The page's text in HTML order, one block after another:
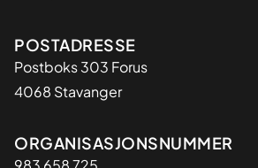
Adresse
POSTADRESSE
Postboks 303 Forus
4068 Stavanger
Organisasjon
ORGANISASJONSNUMMER